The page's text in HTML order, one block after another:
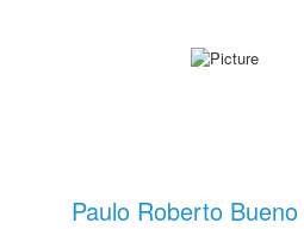
Paulo Roberto Bueno